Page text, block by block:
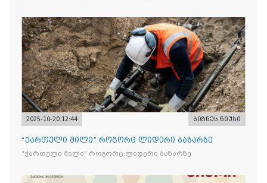
2025-10-20 12:44 ბიზნეს ნიუსი
“ქართული მილი” როგორც ლიდერი ბაზარზე
“ქართული მილი” როგორც ლიდერი ბაზარზე